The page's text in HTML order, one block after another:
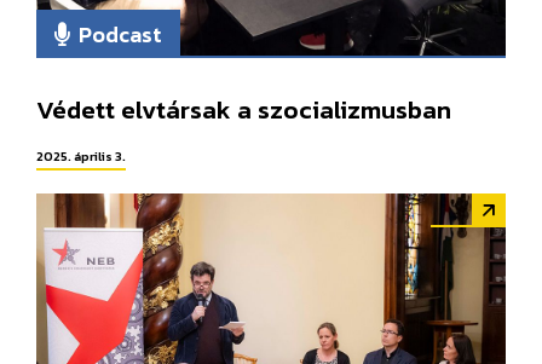
Podcast
Védett elvtársak a szocializmusban
2025. április 3.